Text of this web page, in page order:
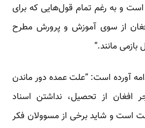
است و به رغم تمام قول‌هایی که برای
از سوی آموزش و پرورش مطرح
مانند.”
آورده است: “علت عمده دور ماندن
افغان از تحصیل، نداشتن اسناد
است و شاید برخی از مسوولان فکر